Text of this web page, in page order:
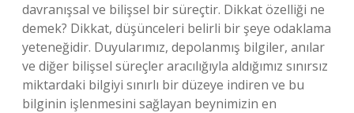
davranışsal ve bilişsel bir süreçtir. Dikkat özelliği ne
demek? Dikkat, düşünceleri belirli bir şeye odaklama
yeteneğidir. Duyularımız, depolanmış bilgiler, anılar
ve diğer bilişsel süreçler aracılığıyla aldığımız sınırsız
miktardaki bilgiyi sınırlı bir düzeye indiren ve bu
bilginin işlenmesini sağlayan beynimizin en